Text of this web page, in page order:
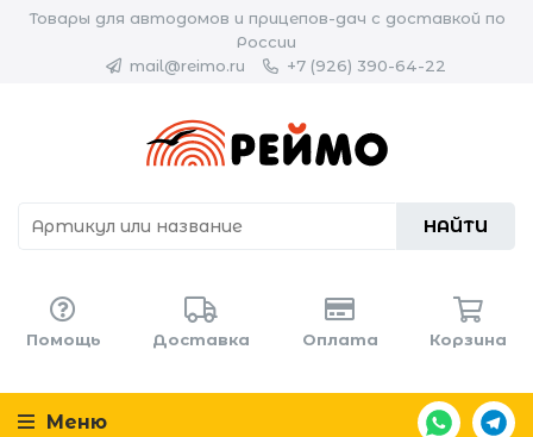
Товары для автодомов и прицепов-дач с доставкой по
России
mail@reimo.ru
+7 (926) 390-64-22
НАЙТИ
Помощь Доставка Оплата Корзина
Меню